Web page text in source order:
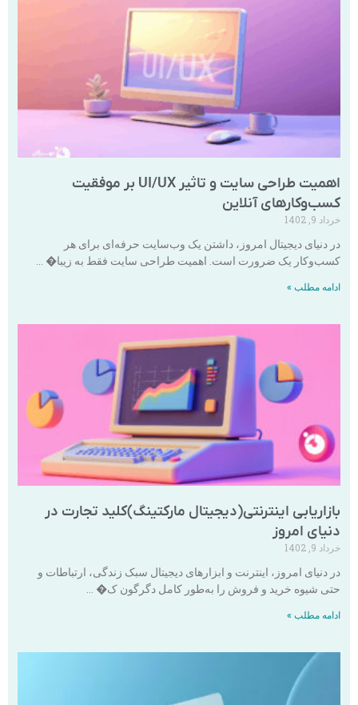
اهمیت طراحی سایت و تاثیر UI/UX بر موفقیت
کسب‌وکارهای آنلاین
خرداد 9, 1402
در دنیای دیجیتال امروز، داشتن یک وب‌سایت حرفه‌ای برای هر
کسب‌وکار یک ضرورت است. اهمیت طراحی سایت فقط به زیبا� …
ادامه مطلب »
بازاریابی اینترنتی(دیجیتال مارکتینگ)کلید تجارت در
دنیای امروز
خرداد 9, 1402
در دنیای امروز، اینترنت و ابزارهای دیجیتال سبک زندگی، ارتباطات و
حتی شیوه خرید و فروش را به‌طور کامل دگرگون ک� …
ادامه مطلب »